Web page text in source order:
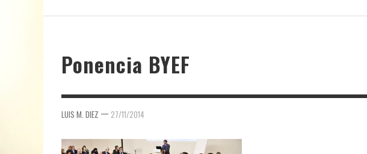
Ponencia BYEF
LUIS M. DIEZ — 27/11/2014